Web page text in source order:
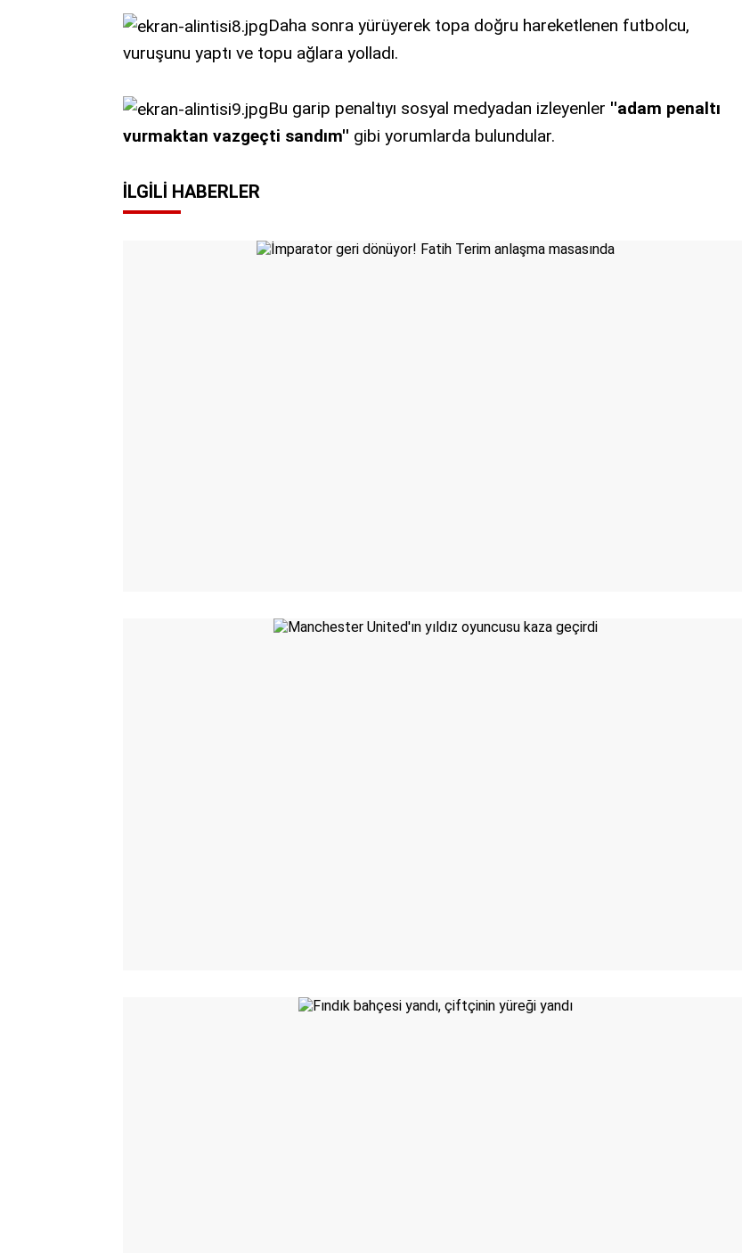
Daha sonra yürüyerek topa doğru hareketlenen futbolcu,
vuruşunu yaptı ve topu ağlara yolladı.
Bu garip penaltıyı sosyal medyadan izleyenler ''adam penaltı
vurmaktan vazgeçti sandım'' gibi yorumlarda bulundular.
İLGILI HABERLER